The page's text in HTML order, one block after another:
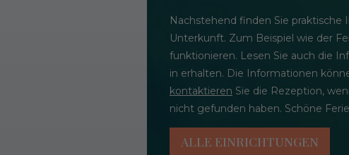
Nachstehend finden Sie praktische
Unterkunft. Zum Beispiel wie der
funktionieren. Lesen Sie auch die
in erhalten. Die Informationen
kontaktieren Sie die Rezeption,
nicht gefunden haben. Schöne
ALLE EINRICHTUNGEN